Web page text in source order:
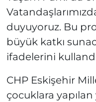
duyuyoruz. Bu
büyük katkı
ifadelerini
CHP Eskişehir
çocuklara yapılan